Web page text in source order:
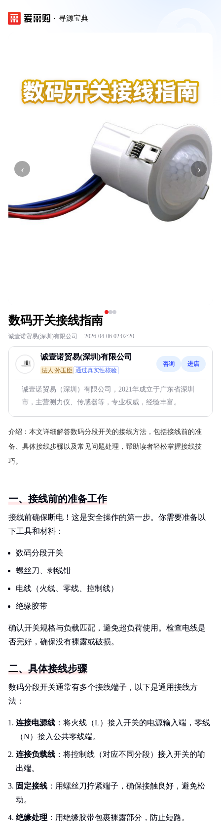
寻源宝典
‹ ›
数码开关接线指南
诚壹诺贸易(深圳)有限公司 · 2026-04-06 02:02:20
诚壹诺贸易(深圳)有限公司
法人:孙玉臣 通过真实性核验
咨询 进店
诚壹诺贸易（深圳）有限公司，2021年成立于广东省深圳
市，主营测力仪、传感器等，专业权威，经验丰富。
介绍： 本文详细解答数码分段开关的接线方法，包括接线前的准
备、具体接线步骤以及常见问题处理，帮助读者轻松掌握接线技
巧。
一、接线前的准备工作
接线前确保断电！这是安全操作的第一步。你需要准备以
下工具和材料：
数码分段开关
螺丝刀、剥线钳
电线（火线、零线、控制线）
绝缘胶带
确认开关规格与负载匹配，避免超负荷使用。检查电线是
否完好，确保没有裸露或破损。
二、具体接线步骤
数码分段开关通常有多个接线端子，以下是通用接线方
法：
连接电源线 ：将火线（L）接入开关的电源输入端，零线
（N）接入公共零线端。
连接负载线 ：将控制线（对应不同分段）接入开关的输
出端。
固定接线 ：用螺丝刀拧紧端子，确保接触良好，避免松
动。
绝缘处理 ：用绝缘胶带包裹裸露部分，防止短路。